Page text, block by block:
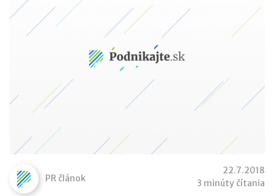
PR článok
22.7.2018
3 minúty čítania